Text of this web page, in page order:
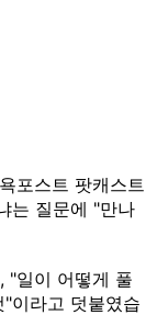
포스트 팟캐스트
는 질문에 "만나
"일이 어떻게 풀
이라고 덧붙였습